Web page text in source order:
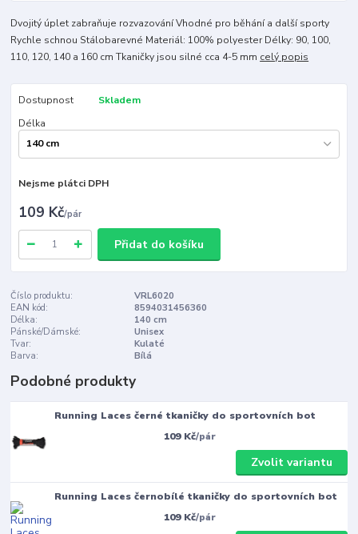
Dvojitý úplet zabraňuje rozvazování Vhodné pro běhání a další sporty
Rychle schnou Stálobarevné Materiál: 100% polyester Délky: 90, 100,
110, 120, 140 a 160 cm Tkaničky jsou silné cca 4-5 mm celý popis
Dostupnost
Skladem
Délka
Nejsme plátci DPH
109 Kč/pár
Přidat do košíku
Číslo produktu:
VRL6020
EAN kód:
8594031456360
Délka:
140 cm
Pánské/Dámské:
Unisex
Tvar:
Kulaté
Barva:
Bílá
Podobné produkty
Running Laces černé tkaničky do sportovních bot
109 Kč/pár
Zvolit variantu
Running Laces černobílé tkaničky do sportovních bot
109 Kč/pár